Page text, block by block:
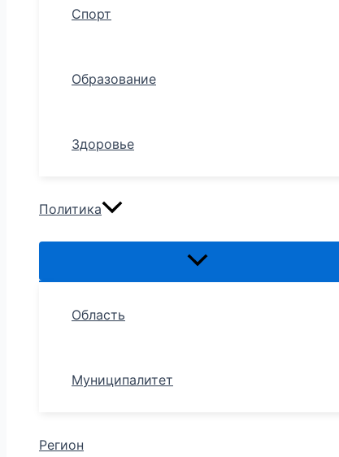
Спорт
Образование
Здоровье
Политика
Область
Муниципалитет
Регион